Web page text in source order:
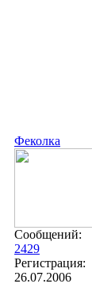
Феколка
Сообщений:
2429
Регистрация:
26.07.2006